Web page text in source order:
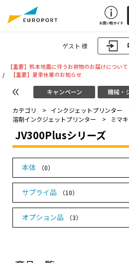
ゲスト 様
お買い物ガイド
【重要】熊本地震に伴うお荷物のお届けについて
/
【重要】夏季休業のお知らせ
キャンペーン 機械・
カテゴリ > インクジェットプリンター
溶剤インクジェットプリンター
> ミマキ
JV300Plusシリーズ
本体 （0）
サプライ品 （10）
オプション品 （3）